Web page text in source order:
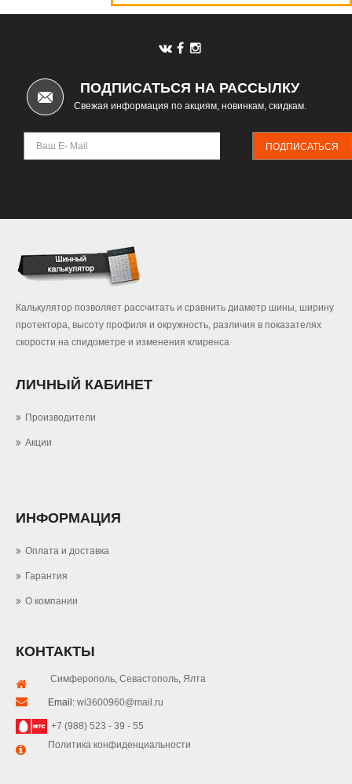
ПОДПИСАТЬСЯ НА РАССЫЛКУ
Свежая информация по акциям, новинкам, скидкам.
ПОДПИСАТЬСЯ
Калькулятор позволяет рассчитать и сравнить диаметр шины, ширину
протектора, высоту профиля и окружность, различия в показателях
скорости на спидометре и изменения клиренса
ЛИЧНЫЙ КАБИНЕТ
Производители
Акции
ИНФОРМАЦИЯ
Оплата и доставка
Гарантия
О компании
КОНТАКТЫ
Симферополь, Севастополь, Ялта
Email: wi3600960@mail.ru
+7 (988) 523 - 39 - 55
Политика конфиденциальности